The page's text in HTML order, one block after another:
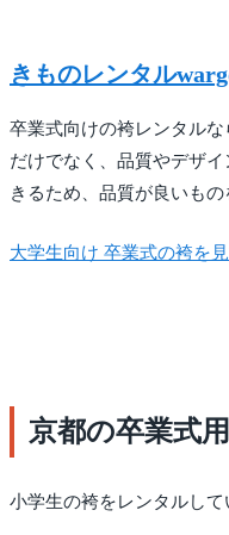
きものレンタル
卒業式向けの袴レンタル
だけでなく、品質やデザ
きるため、品質が良いも
大学生向け 卒業式の袴を
京都の卒業式
小学生の袴をレンタルし